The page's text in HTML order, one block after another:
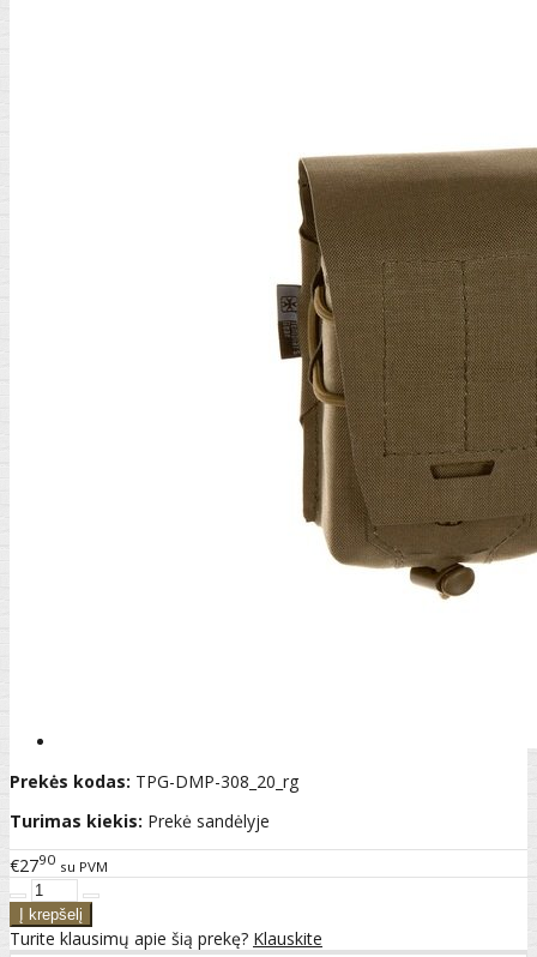
Prekės kodas: TPG-DMP-308_20_rg
Turimas kiekis: Prekė sandėlyje
€2790 su PVM
Turite klausimų apie šią prekę? Klauskite